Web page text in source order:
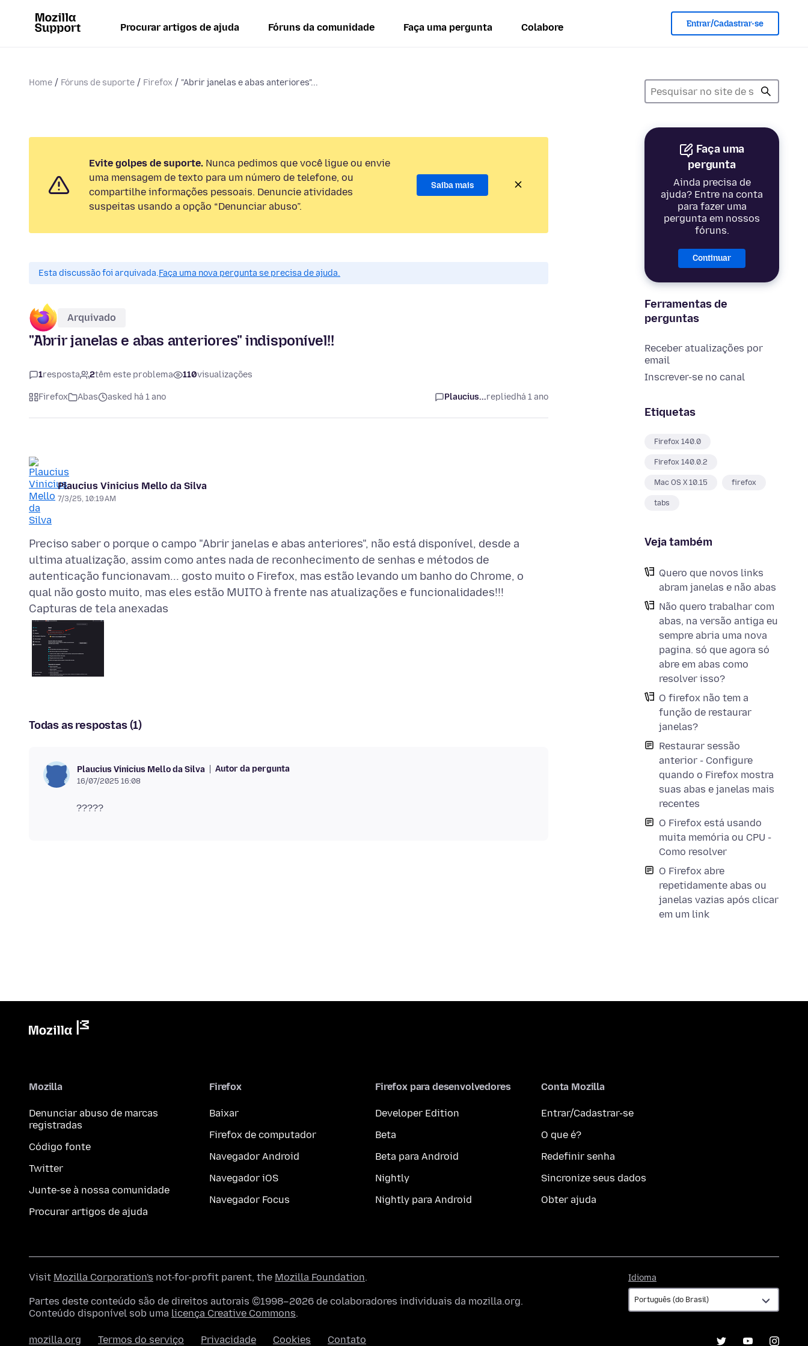
Procurar artigos de ajuda Fóruns da comunidade Faça uma pergunta Colabore Entrar/Cadastrar-se
Home Fóruns de suporte Firefox "Abrir janelas e abas anteriores"...
Faça uma
pergunta
Ainda precisa de
ajuda? Entre na conta
para fazer uma
pergunta em nossos
fóruns.
Continuar
Ferramentas de
perguntas
Receber atualizações por
email
Inscrever-se no canal
Etiquetas
Firefox 140.0
Firefox 140.0.2
Mac OS X 10.15 firefox
tabs
Veja também
Quero que novos links
abram janelas e não abas
Não quero trabalhar com
abas, na versão antiga eu
sempre abria uma nova
pagina. só que agora só
abre em abas como
resolver isso?
O firefox não tem a
função de restaurar
janelas?
Restaurar sessão
anterior - Configure
quando o Firefox mostra
suas abas e janelas mais
recentes
O Firefox está usando
muita memória ou CPU -
Como resolver
O Firefox abre
repetidamente abas ou
janelas vazias após clicar
em um link
Evite golpes de suporte. Nunca pedimos que você ligue ou envie
uma mensagem de texto para um número de telefone, ou
compartilhe informações pessoais. Denuncie atividades
suspeitas usando a opção “Denunciar abuso”.
Saiba mais
Esta discussão foi arquivada.Faça uma nova pergunta se precisa de ajuda.
Arquivado
"Abrir janelas e abas anteriores" indisponível!!
1resposta 2têm este problema 110visualizações
Firefox Abas asked há 1 ano Plaucius...repliedhá 1 ano
Plaucius Vinicius Mello da Silva
7/3/25, 10:19 AM
Preciso saber o porque o campo "Abrir janelas e abas anteriores", não está disponível, desde a
ultima atualização, assim como antes nada de reconhecimento de senhas e métodos de
autenticação funcionavam... gosto muito o Firefox, mas estão levando um banho do Chrome, o
Capturas de tela anexadas
Todas as respostas (1)
Plaucius Vinicius Mello da Silva Autor da pergunta
16/07/2025 16:08
Mozilla
Denunciar abuso de marcas
registradas
Código fonte
Twitter
Junte-se à nossa comunidade
Procurar artigos de ajuda
Firefox
Baixar
Firefox de computador
Navegador Android
Navegador iOS
Navegador Focus
Firefox para desenvolvedores
Developer Edition
Beta
Beta para Android
Nightly
Nightly para Android
Conta Mozilla
Entrar/Cadastrar-se
O que é?
Redefinir senha
Sincronize seus dados
Obter ajuda
Idioma
Visit Mozilla Corporation's not-for-profit parent, the Mozilla Foundation.
Partes deste conteúdo são de direitos autorais ©1998–2026 de colaboradores individuais da mozilla.org.
Conteúdo disponível sob uma licença Creative Commons.
mozilla.org Termos do serviço Privacidade Cookies Contato